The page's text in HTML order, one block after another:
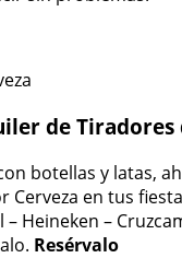
de Tiradores
botellas y latas,
Cerveza en tus
Heineken –
Resérvalo